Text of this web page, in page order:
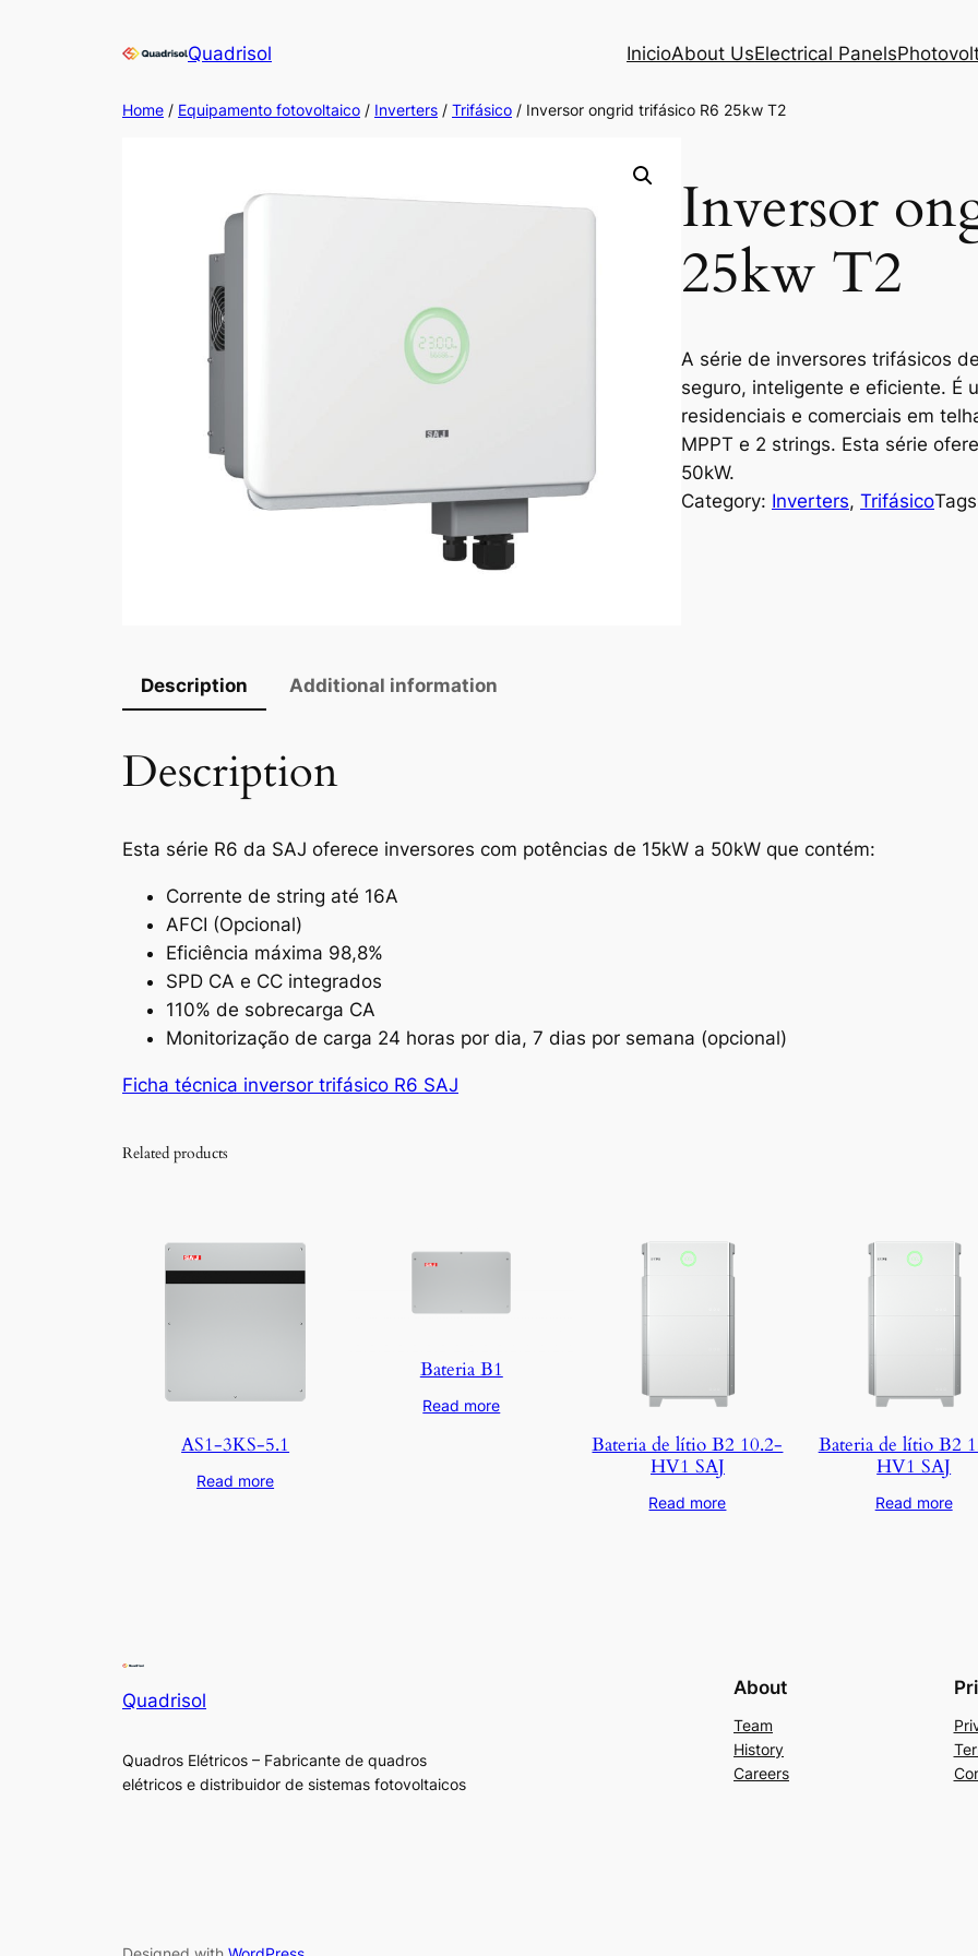
Quadrisol InicioAbout UsElectrical Panels
Home / Equipamento fotovoltaico / Inverters / Trifásico / Inversor ongrid trifásico R6 25kw T2
Inversor
25kw T2
A série de inversores trifásicos
seguro, inteligente e eficiente. É
residenciais e comerciais em
MPPT e 2 strings. Esta série
50kW.
Category: Inverters, Trifásico
Description Additional information
Description
Esta série R6 da SAJ oferece inversores com potências de 15kW a 50kW que contém:
Corrente de string até 16A
AFCI (Opcional)
Eficiência máxima 98,8%
SPD CA e CC integrados
110% de sobrecarga CA
Monitorização de carga 24 horas por dia, 7 dias por semana (opcional)
Ficha técnica inversor trifásico R6 SAJ
Related products
AS1-3KS-5.1
Read more
Bateria B1
Read more
Bateria de lítio B2 10.2-
HV1 SAJ
Read more
Bateria de lítio B2
HV1 SAJ
Read more
Quadrisol
Quadros Elétricos – Fabricante de quadros
elétricos e distribuidor de sistemas fotovoltaicos
About
Team
History
Careers